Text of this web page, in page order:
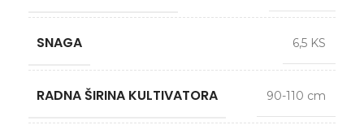
SNAGA 6,5 KS
RADNA ŠIRINA KULTIVATORA 90-110 cm